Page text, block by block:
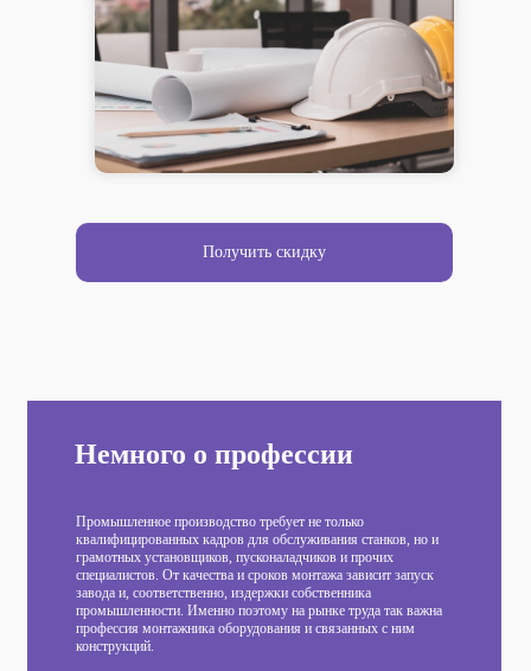
Получить скидку
Немного о профессии
Промышленное производство требует не только
квалифицированных кадров для обслуживания станков, но и
грамотных установщиков, пусконаладчиков и прочих
специалистов. От качества и сроков монтажа зависит запуск
завода и, соответственно, издержки собственника
промышленности. Именно поэтому на рынке труда так важна
профессия монтажника оборудования и связанных с ним
конструкций.